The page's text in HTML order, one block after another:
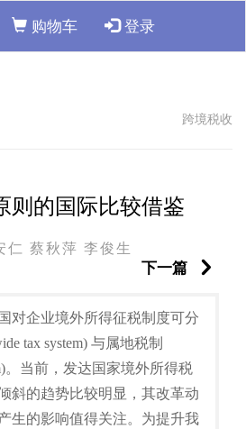
购物车 登录
跨境税收
则的国际比较借鉴
仁 蔡秋萍 李俊生
下一篇
对企业境外所得征税制度可分
tax system) 与属地税制
。当前，发达国家境外所得税
斜的趋势比较明显，其改革动
生的影响值得关注。为提升我